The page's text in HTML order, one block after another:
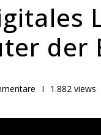
der
I 1.882 views